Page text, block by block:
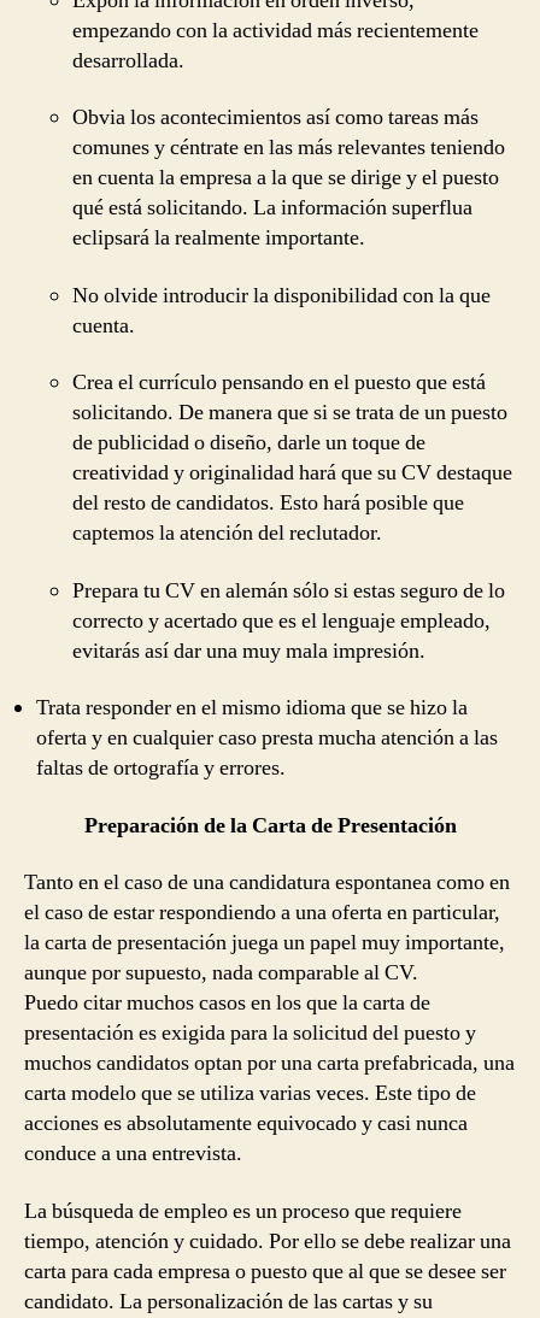
empezando con la actividad más recientemente
desarrollada.
Obvia los acontecimientos así como tareas más
comunes y céntrate en las más relevantes teniendo
en cuenta la empresa a la que se dirige y el puesto
qué está solicitando. La información superflua
eclipsará la realmente importante.
No olvide introducir la disponibilidad con la que
cuenta.
Crea el currículo pensando en el puesto que está
solicitando. De manera que si se trata de un puesto
de publicidad o diseño, darle un toque de
creatividad y originalidad hará que su CV destaque
del resto de candidatos. Esto hará posible que
captemos la atención del reclutador.
Prepara tu CV en alemán sólo si estas seguro de lo
correcto y acertado que es el lenguaje empleado,
evitarás así dar una muy mala impresión.
Trata responder en el mismo idioma que se hizo la
oferta y en cualquier caso presta mucha atención a las
faltas de ortografía y errores.
Preparación de la Carta de Presentación
Tanto en el caso de una candidatura espontanea como en
el caso de estar respondiendo a una oferta en particular,
la carta de presentación juega un papel muy importante,
aunque por supuesto, nada comparable al CV.
Puedo citar muchos casos en los que la carta de
presentación es exigida para la solicitud del puesto y
muchos candidatos optan por una carta prefabricada, una
carta modelo que se utiliza varias veces. Este tipo de
acciones es absolutamente equivocado y casi nunca
conduce a una entrevista.
La búsqueda de empleo es un proceso que requiere
tiempo, atención y cuidado. Por ello se debe realizar una
carta para cada empresa o puesto que al que se desee ser
candidato. La personalización de las cartas y su